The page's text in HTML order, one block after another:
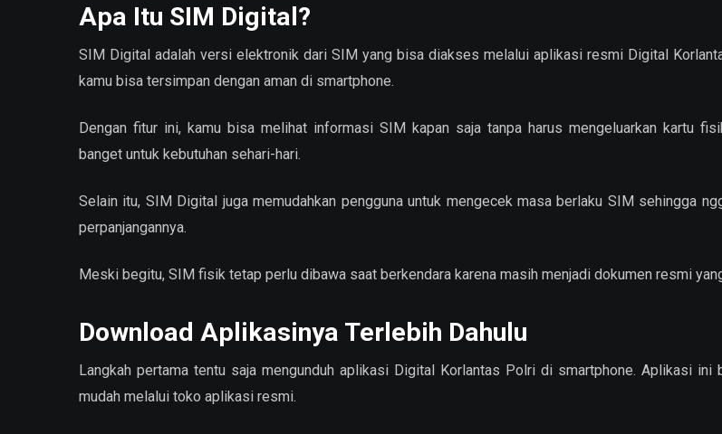
Apa Itu SIM Digital?
SIM Digital adalah versi elektronik dari SIM yang bisa diakses melalui aplikasi resmi Digital
kamu bisa tersimpan dengan aman di smartphone.
Dengan fitur ini, kamu bisa melihat informasi SIM kapan saja tanpa harus mengeluarkan kartu
banget untuk kebutuhan sehari-hari.
Selain itu, SIM Digital juga memudahkan pengguna untuk mengecek masa berlaku SIM sehingga
perpanjangannya.
Meski begitu, SIM fisik tetap perlu dibawa saat berkendara karena masih menjadi dokumen resmi
Download Aplikasinya Terlebih Dahulu
Langkah pertama tentu saja mengunduh aplikasi Digital Korlantas Polri di smartphone. Aplikasi ini
mudah melalui toko aplikasi resmi.